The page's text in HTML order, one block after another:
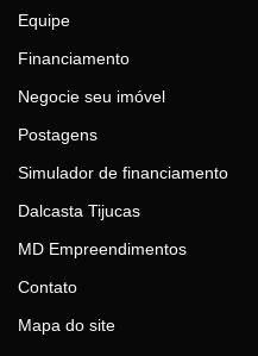
Equipe
Financiamento
Negocie seu imóvel
Postagens
Simulador de financiamento
Dalcasta Tijucas
MD Empreendimentos
Contato
Mapa do site